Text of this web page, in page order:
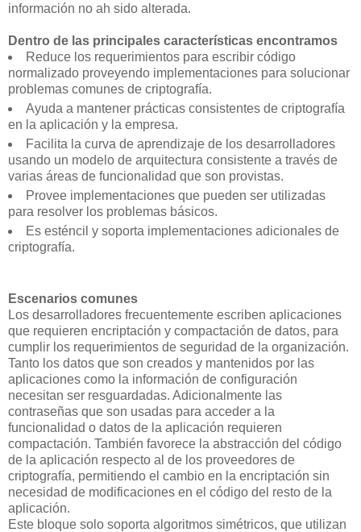
información no ah sido alterada.
Dentro de las principales características encontramos
Reduce los requerimientos para escribir código
normalizado proveyendo implementaciones para solucionar
problemas comunes de criptografía.
Ayuda a mantener prácticas consistentes de criptografía
en la aplicación y la empresa.
Facilita la curva de aprendizaje de los desarrolladores
usando un modelo de arquitectura consistente a través de
varias áreas de funcionalidad que son provistas.
Provee implementaciones que pueden ser utilizadas
para resolver los problemas básicos.
Es esténcil y soporta implementaciones adicionales de
criptografía.
Escenarios comunes
Los desarrolladores frecuentemente escriben aplicaciones
que requieren encriptación y compactación de datos, para
cumplir los requerimientos de seguridad de la organización.
Tanto los datos que son creados y mantenidos por las
aplicaciones como la información de configuración
necesitan ser resguardadas. Adicionalmente las
contraseñas que son usadas para acceder a la
funcionalidad o datos de la aplicación requieren
compactación. También favorece la abstracción del código
de la aplicación respecto al de los proveedores de
criptografía, permitiendo el cambio en la encriptación sin
necesidad de modificaciones en el código del resto de la
aplicación.
Este bloque solo soporta algoritmos simétricos, que utilizan